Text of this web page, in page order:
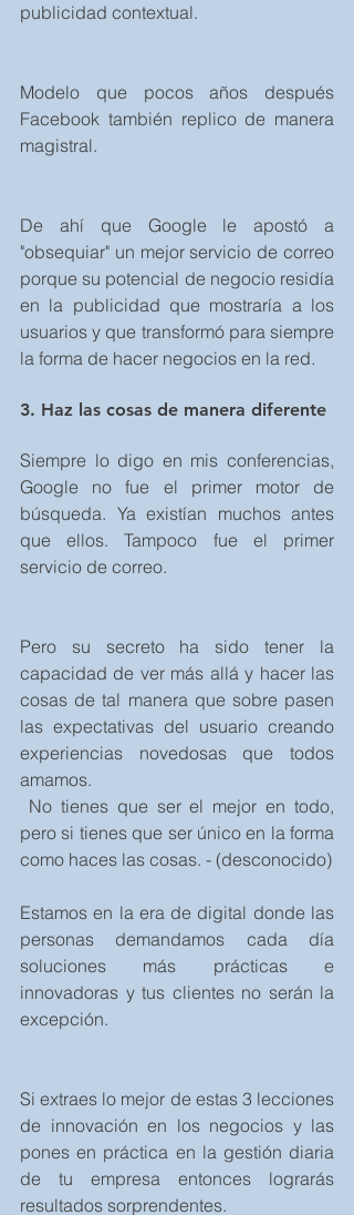
publicidad contextual.
Modelo que pocos años después
Facebook también replico de manera
magistral.
De ahí que Google le apostó a
"obsequiar" un mejor servicio de correo
porque su potencial de negocio residía
en la publicidad que mostraría a los
usuarios y que transformó para siempre
la forma de hacer negocios en la red.
3. Haz las cosas de manera diferente
Siempre lo digo en mis conferencias,
Google no fue el primer motor de
búsqueda. Ya existían muchos antes
que ellos. Tampoco fue el primer
servicio de correo.
Pero su secreto ha sido tener la
capacidad de ver más allá y hacer las
cosas de tal manera que sobre pasen
las expectativas del usuario creando
experiencias novedosas que todos
amamos.
pero si tienes que ser único en la forma
como haces las cosas. - (desconocido)
Estamos en la era de digital donde las
personas demandamos cada día
soluciones más prácticas e
innovadoras y tus clientes no serán la
excepción.
Si extraes lo mejor de estas 3 lecciones
de innovación en los negocios y las
pones en práctica en la gestión diaria
de tu empresa entonces lograrás
resultados sorprendentes.